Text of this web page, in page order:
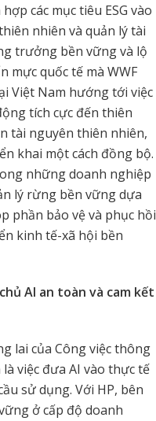
các mục tiêu ESG vào
nhiên và quản lý tài
trưởng bền vững và lộ
mực quốc tế mà WWF
Việt Nam hướng tới việc
tích cực đến thiên
tài nguyên thiên nhiên,
khai một cách đồng bộ.
những doanh nghiệp
lý rừng bền vững dựa
phần bảo vệ và phục hồi
kinh tế-xã hội bền
AI an toàn và cam kết
lai của Công việc thông
việc đưa AI vào thực tế
sử dụng. Với HP, bên
ở cấp độ doanh